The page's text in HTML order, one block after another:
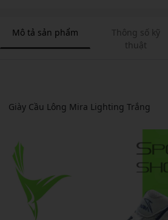
Mô tả sản phẩm
Thông số kỹ
thuật
Giày Cầu Lông Mira Lighting Trắng